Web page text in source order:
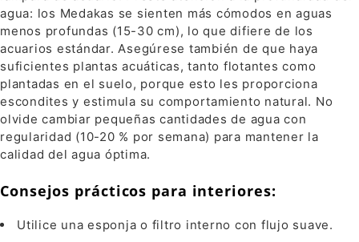
agua: los Medakas se sienten más cómodos en aguas
menos profundas (15-30 cm), lo que difiere de los
acuarios estándar. Asegúrese también de que haya
suficientes plantas acuáticas, tanto flotantes como
plantadas en el suelo, porque esto les proporciona
escondites y estimula su comportamiento natural. No
olvide cambiar pequeñas cantidades de agua con
regularidad (10-20 % por semana) para mantener la
calidad del agua óptima.
Consejos prácticos para interiores:
Utilice una esponja o filtro interno con flujo suave.